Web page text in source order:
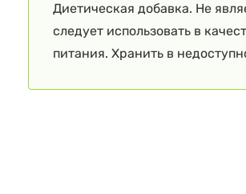
Диетическая добавка. Не
следует использовать в
питания. Хранить в